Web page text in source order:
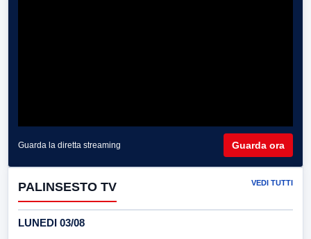
Guarda la diretta streaming Guarda ora
PALINSESTO TV VEDI TUTTI
LUNEDI 03/08